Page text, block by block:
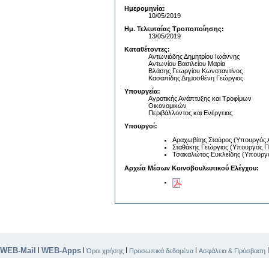
Ημερομηνία:
10/05/2019
Ημ. Τελευταίας Τροποποίησης:
13/05/2019
Καταθέτοντες:
Αντωνιάδης Δημητρίου Ιωάννης
Αντωνίου Βασιλείου Μαρία
Βλάσης Γεωργίου Κωνσταντίνος
Κασαπίδης Δημοσθένη Γεώργιος
Υπουργεία:
Αγροτικής Ανάπτυξης και Τροφίμων
Οικονομικών
Περιβάλλοντος και Ενέργειας
Υπουργοί:
Αραχωβίτης Σταύρος (Υπουργός
Σταθάκης Γεώργιος (Υπουργός
Τσακαλώτος Ευκλείδης
Αρχεία Μέσων Κοινοβουλευτικού Ελέγχου:
WEB-Mail WEB-Apps |Όροι χρήσης Προσωπικά δεδομένα Ασφάλεια & Πρόσβαση